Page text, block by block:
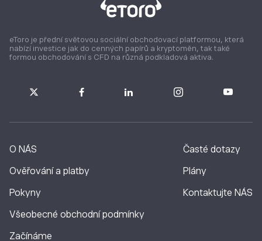
eToro je přední světovou sociální obchodovací platformou, která
nabízí investice jak do cenných papírů a kryptoměn, tak také
formou obchodování s CFD na různá podkladová aktiva.
O NÁS
Ověřování a platby
Pokyny
Všeobecné obchodní podmínky
Začínáme
Časté dotazy
Plány
Kontaktujte NÁS